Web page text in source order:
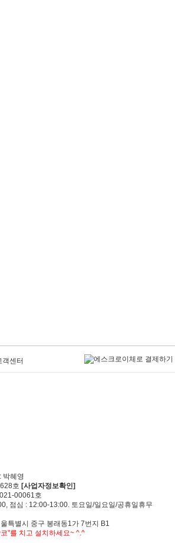
객센터
박혜영
호 [사업자정보확인]
00061호
점심 : 12:00-13:00. 토요일/일요일/공휴일휴무
특별시 중구 봉래동1가 7번지 B1
"를 치고 설치하세요~ ^.^